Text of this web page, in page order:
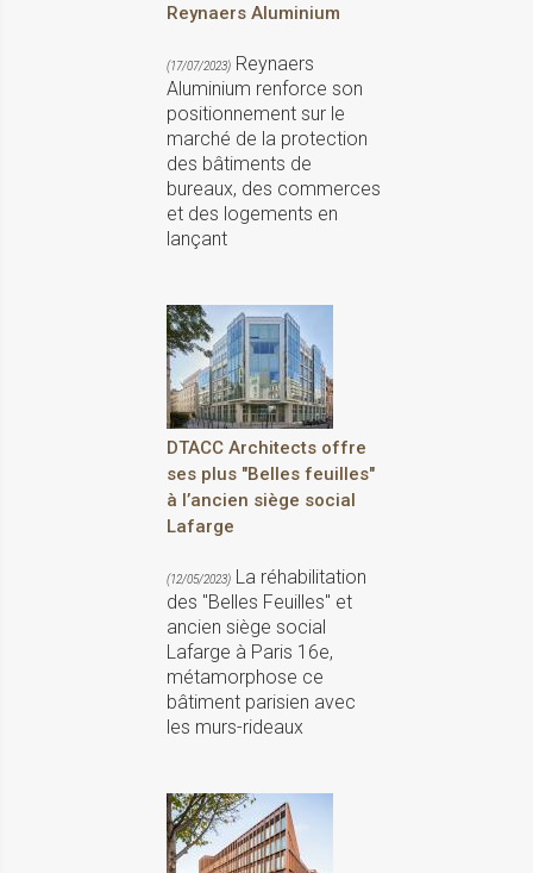
Reynaers Aluminium
(17/07/2023) Reynaers
Aluminium renforce son
positionnement sur le
marché de la protection
des bâtiments de
bureaux, des commerces
et des logements en
lançant
DTACC Architects offre
ses plus "Belles feuilles"
à l’ancien siège social
Lafarge
(12/05/2023) La réhabilitation
des "Belles Feuilles" et
ancien siège social
Lafarge à Paris 16e,
métamorphose ce
bâtiment parisien avec
les murs-rideaux